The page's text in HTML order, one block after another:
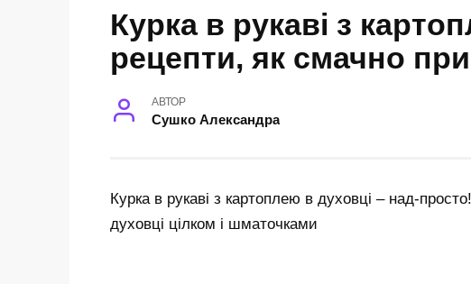
Курка в рукаві з
рецепти, як смачно
АВТОР
Сушко Александра
Курка в рукаві з картоплею в духовці – над-
духовці цілком і шматочками